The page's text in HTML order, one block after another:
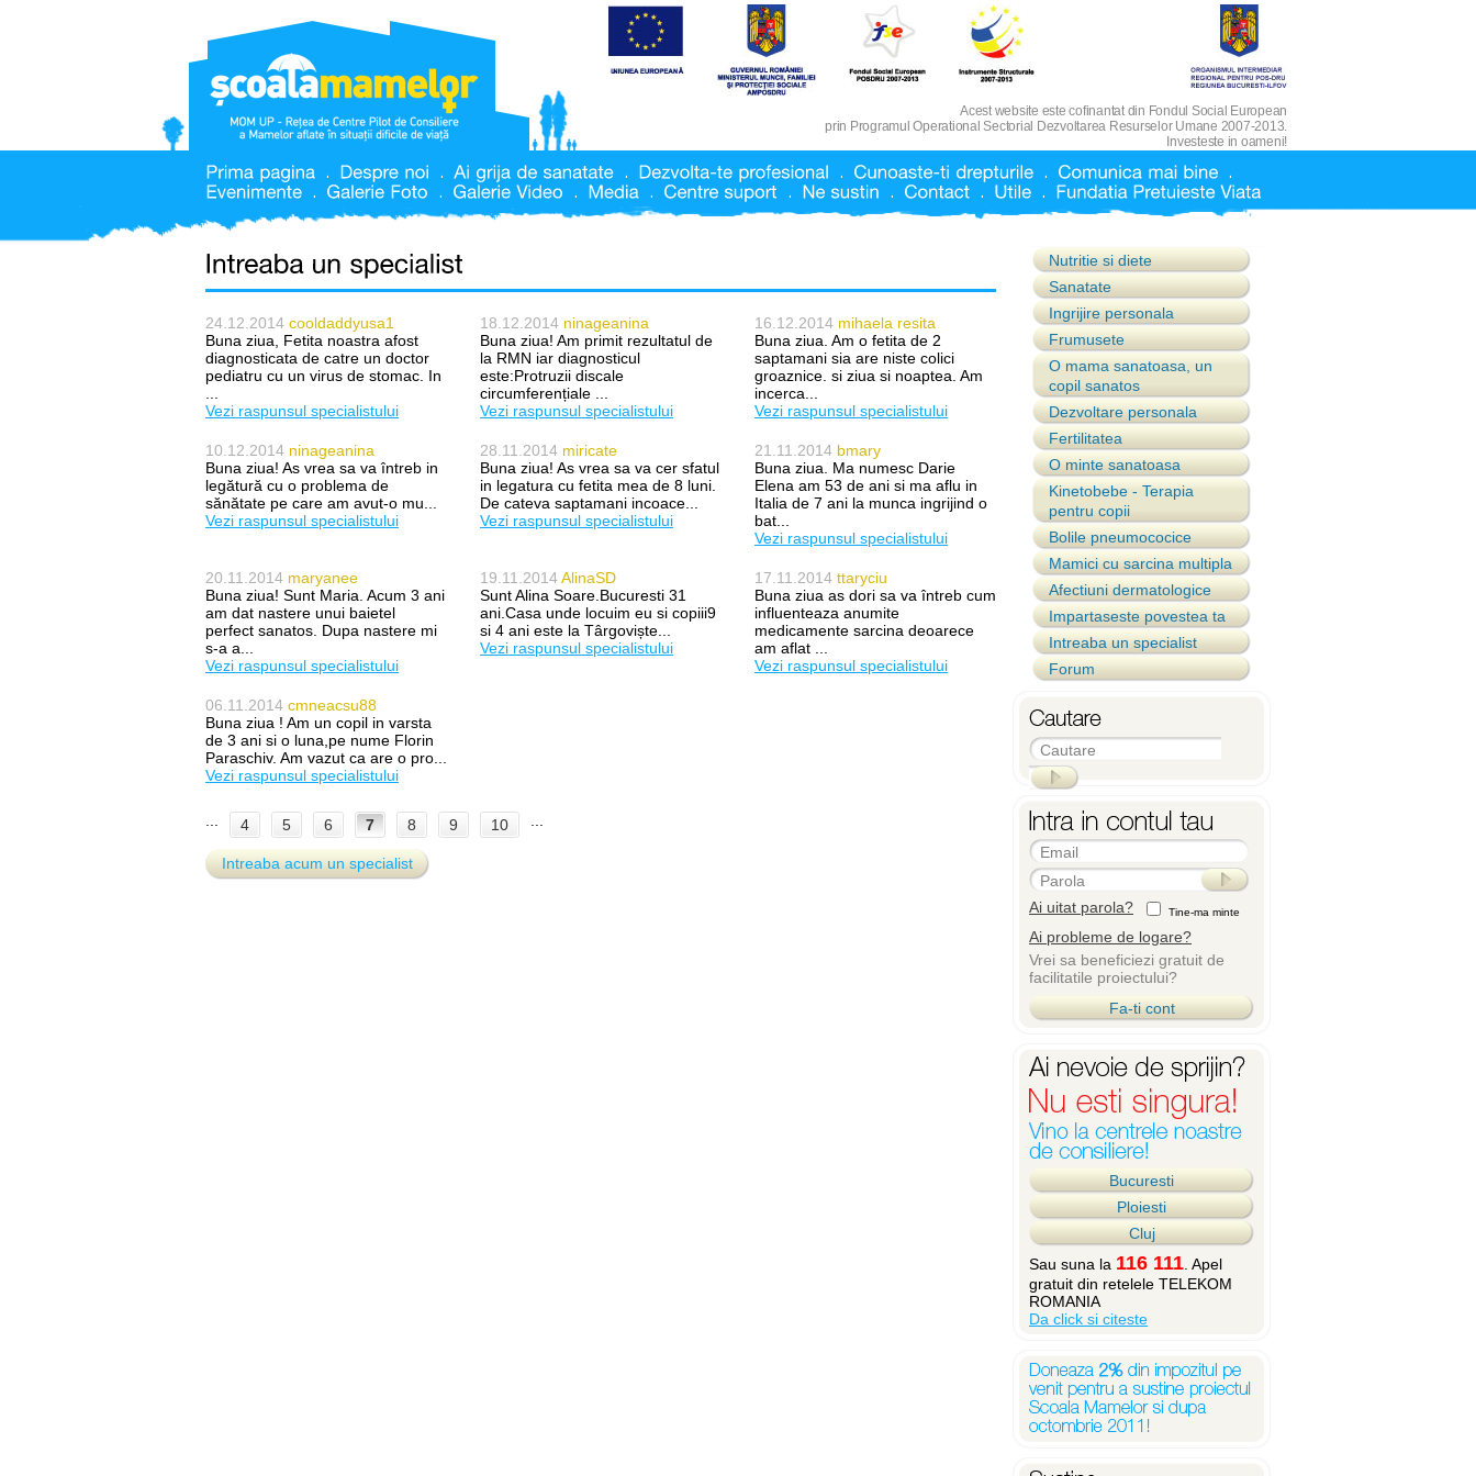
Acest website este cofinantat din Fondul Social European
prin Programul Operational Sectorial Dezvoltarea Resurselor Umane 2007-2013.
Investeste in oameni!
24.12.2014 cooldaddyusa1
Buna ziua, Fetita noastra afost
diagnosticata de catre un doctor
pediatru cu un virus de stomac. In
Vezi raspunsul specialistului
18.12.2014 ninageanina
Buna ziua! Am primit rezultatul de
la RMN iar diagnosticul
este:Protruzii discale
circumferențiale ...
Vezi raspunsul specialistului
16.12.2014 mihaela resita
Buna ziua. Am o fetita de 2
saptamani sia are niste colici
groaznice. si ziua si noaptea. Am
incerca...
Vezi raspunsul specialistului
10.12.2014 ninageanina
Buna ziua! As vrea sa va întreb in
legătură cu o problema de
sănătate pe care am avut-o mu...
Vezi raspunsul specialistului
28.11.2014 miricate
Buna ziua! As vrea sa va cer sfatul
in legatura cu fetita mea de 8 luni.
De cateva saptamani incoace...
Vezi raspunsul specialistului
21.11.2014 bmary
Buna ziua. Ma numesc Darie
Elena am 53 de ani si ma aflu in
Italia de 7 ani la munca ingrijind o
bat...
Vezi raspunsul specialistului
20.11.2014 maryanee
Buna ziua! Sunt Maria. Acum 3 ani
am dat nastere unui baietel
perfect sanatos. Dupa nastere mi
s-a a...
Vezi raspunsul specialistului
19.11.2014AlinaSD
Sunt Alina Soare.Bucuresti 31
ani.Casa unde locuim eu si copiii9
si 4 ani este la Târgoviște...
Vezi raspunsul specialistului
17.11.2014 ttaryciu
Buna ziua as dori sa va întreb cum
influenteaza anumite
medicamente sarcina deoarece
am aflat ...
Vezi raspunsul specialistului
06.11.2014 cmneacsu88
Buna ziua ! Am un copil in varsta
de 3 ani si o luna,pe nume Florin
Paraschiv. Am vazut ca are o pro...
Vezi raspunsul specialistului
4 5 6 7 8 9 10
Intreaba acum un specialist
Nutritie si diete
Sanatate
Ingrijire personala
Frumusete
O mama sanatoasa, un
copil sanatos
Dezvoltare personala
Fertilitatea
O minte sanatoasa
Kinetobebe - Terapia
pentru copii
Bolile pneumococice
Mamici cu sarcina multipla
Afectiuni dermatologice
Impartaseste povestea ta
Intreaba un specialist
Forum
Cautare
Email
Parola
Tine-ma minte
Ai uitat parola?
Ai probleme de logare?
Vrei sa beneficiezi gratuit de
facilitatile proiectului?
Fa-ti cont
Bucuresti
Ploiesti
Cluj
Sau suna la 116 111 . Apel
gratuit din retelele TELEKOM
ROMANIA
Da click si citeste